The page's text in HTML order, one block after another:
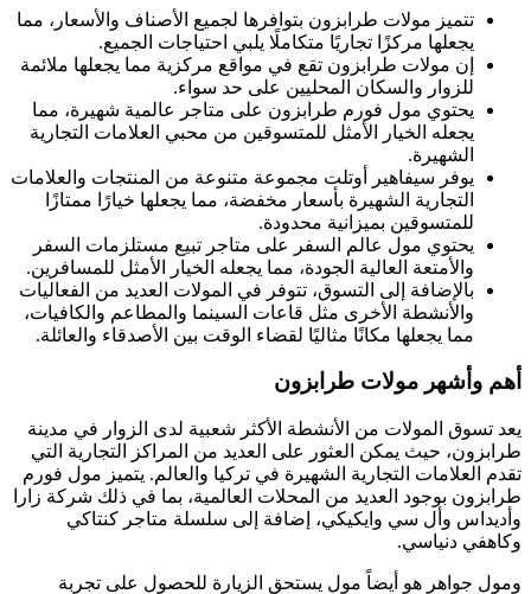
تتميز مولات طرابزون بتوافرها لجميع الأصناف والأسعار، مما
يجعلها مركزًا تجاريًا متكاملًا يلبي احتياجات الجميع.
إن مولات طرابزون تقع في مواقع مركزية مما يجعلها ملائمة
للزوار والسكان المحليين على حد سواء.
يحتوي مول فورم طرابزون على متاجر عالمية شهيرة، مما
يجعله الخيار الأمثل للمتسوقين من محبي العلامات التجارية
الشهيرة.
يوفر سيفاهير أوتلت مجموعة متنوعة من المنتجات والعلامات
التجارية الشهيرة بأسعار مخفضة، مما يجعلها خيارًا ممتازًا
للمتسوقين بميزانية محدودة.
يحتوي مول عالم السفر على متاجر تبيع مستلزمات السفر
والأمتعة العالية الجودة، مما يجعله الخيار الأمثل للمسافرين.
بالإضافة إلى التسوق، تتوفر في المولات العديد من الفعاليات
والأنشطة الأخرى مثل قاعات السينما والمطاعم والكافيات،
مما يجعلها مكانًا مثاليًا لقضاء الوقت بين الأصدقاء والعائلة.
أهم وأشهر مولات طرابزون
يعد تسوق المولات من الأنشطة الأكثر شعبية لدى الزوار في مدينة
طرابزون، حيث يمكن العثور على العديد من المراكز التجارية التي
تقدم العلامات التجارية الشهيرة في تركيا والعالم. يتميز مول فورم
طرابزون بوجود العديد من المحلات العالمية، بما في ذلك شركة زارا
وأديداس وأل سي وايكيكي، إضافة إلى سلسلة متاجر كنتاكي
وكاهفي دنياسي.
ومول جواهر هو أيضاً مول يستحق الزيارة للحصول على تجربة